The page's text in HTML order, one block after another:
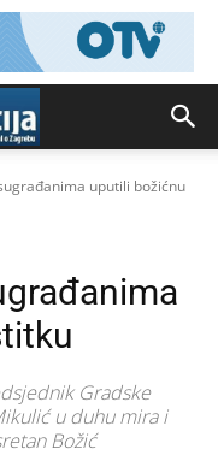
uputili božićnu
Gradske
u duhu mira i
Božić